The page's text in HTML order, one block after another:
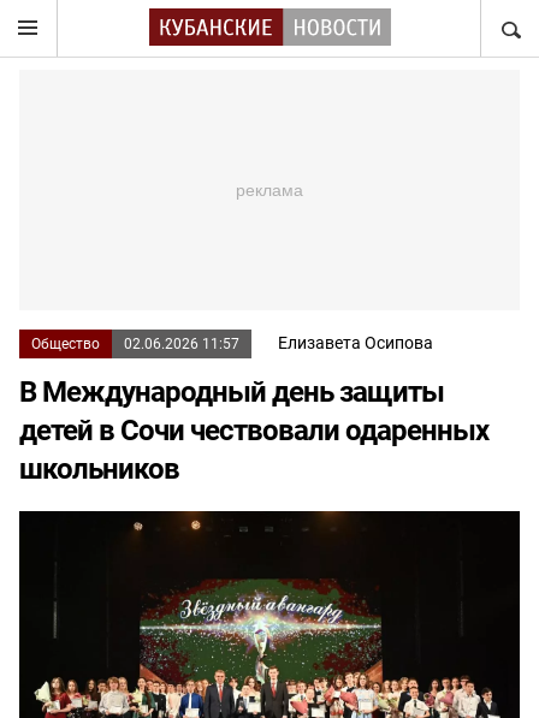
Общество 02.06.2026 11:57 Елизавета Осипова
В Международный день защиты
детей в Сочи чествовали одаренных
школьников